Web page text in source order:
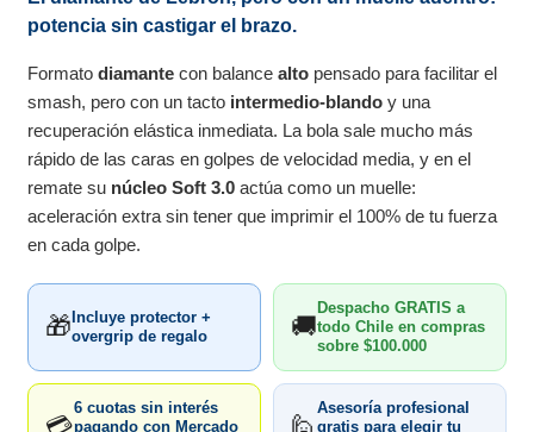
potencia sin castigar el brazo.
Formatodiamante con balancealto pensado para facilitar el
smash, pero con un tacto intermedio-blando y una
recuperación elástica inmediata. La bola sale mucho más
rápido de las caras en golpes de velocidad media, y en el
remate su núcleo Soft 3.0 actúa como un muelle:
aceleración extra sin tener que imprimir el 100% de tu fuerza
en cada golpe.
🎁 Incluye protector +
overgrip de regalo
🚚
Despacho GRATIS a
todo Chile en compras
sobre $100.000
6 cuotas sin interés
pagando con Mercado
Asesoría profesional
gratis para elegir tu